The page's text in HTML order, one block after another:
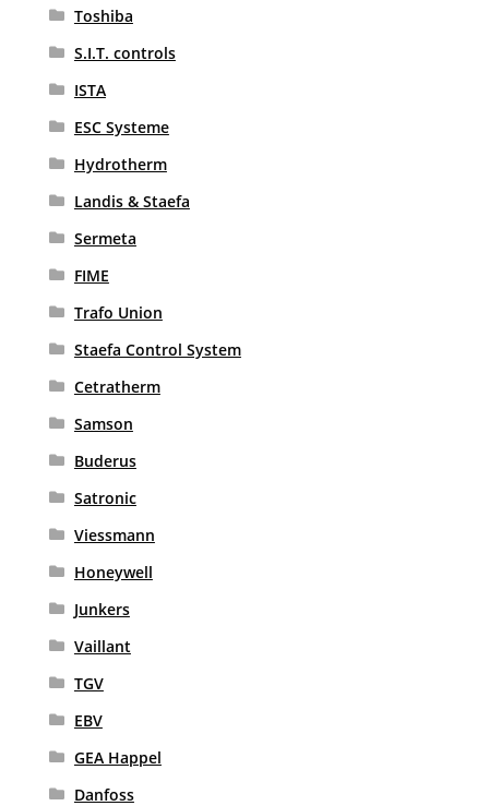
Toshiba
S.I.T. controls
ISTA
ESC Systeme
Hydrotherm
Landis & Staefa
Sermeta
FIME
Trafo Union
Staefa Control System
Cetratherm
Samson
Buderus
Satronic
Viessmann
Honeywell
Junkers
Vaillant
TGV
EBV
GEA Happel
Danfoss